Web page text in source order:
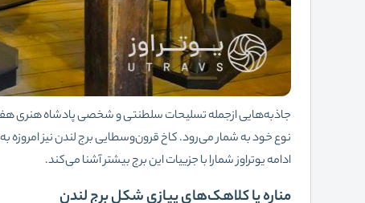
جاذبه‌هایی ازجمله تسلیحات سلطنتی و شخصی پادشاه هنری
نوع خود به شمار می‌رود. کاخ قرون‌وسطایی برج لندن نیز امروزه
ادامه یوتراوز شمارا با جزییات این برج بیشتر آشنا می‌کند.
مناره یا کلاهک‌های پیازی شکل برج لندن